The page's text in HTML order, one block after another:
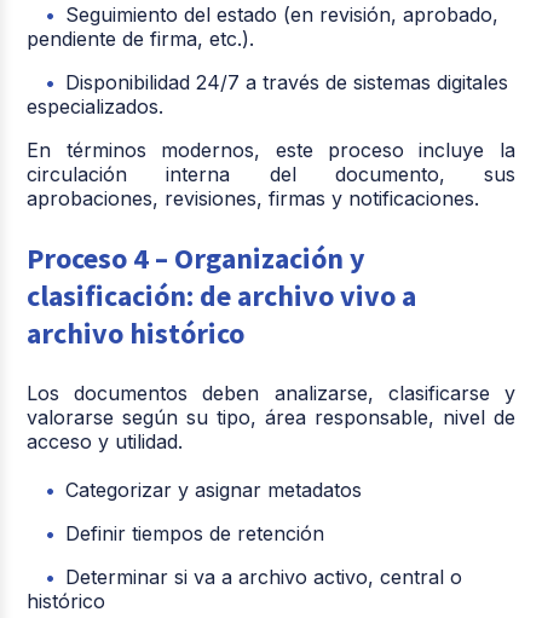
Seguimiento del estado (en revisión, aprobado,
pendiente de firma, etc.).
Disponibilidad 24/7 a través de sistemas digitales
especializados.
En términos modernos, este proceso incluye la
circulación interna del documento, sus
aprobaciones, revisiones, firmas y notificaciones.
Proceso 4 – Organización y
clasificación: de archivo vivo a
archivo histórico
Los documentos deben analizarse, clasificarse y
valorarse según su tipo, área responsable, nivel de
acceso y utilidad.
Categorizar y asignar metadatos
Definir tiempos de retención
Determinar si va a archivo activo, central o
histórico